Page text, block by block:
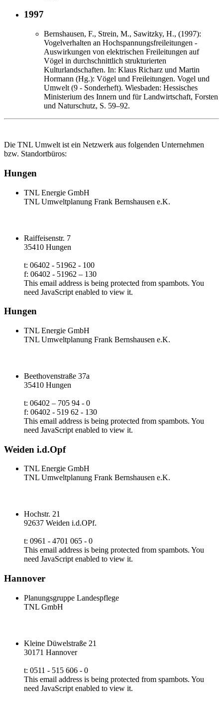
1997
Bernshausen, F., Strein, M., Sawitzky, H., (1997):
Vogelverhalten an Hochspannungsfreileitungen -
Auswirkungen von elektrischen Freileitungen auf
Vögel in durchschnittlich strukturierten
Kulturlandschaften. In: Klaus Richarz und Martin
Hormann (Hg.): Vögel und Freileitungen. Vogel und
Umwelt (9 - Sonderheft). Wiesbaden: Hessisches
Ministerium des Innern und für Landwirtschaft, Forsten
und Naturschutz, S. 59–92.
Die TNL Umwelt ist ein Netzwerk aus folgenden Unternehmen
bzw. Standortbüros:
Hungen
TNL Energie GmbH
TNL Umweltplanung Frank Bernshausen e.K.
Raiffeisenstr. 7
35410 Hungen
t: 06402 - 51962 - 100
f: 06402 - 51962 – 130
This email address is being protected from spambots. You
need JavaScript enabled to view it.
Hungen
TNL Energie GmbH
TNL Umweltplanung Frank Bernshausen e.K.
Beethovenstraße 37a
35410 Hungen
t: 06402 – 705 94 - 0
f: 06402 - 519 62 - 130
This email address is being protected from spambots. You
need JavaScript enabled to view it.
Weiden i.d.Opf
TNL Energie GmbH
TNL Umweltplanung Frank Bernshausen e.K.
Hochstr. 21
92637 Weiden i.d.OPf.
t: 0961 - 4701 065 - 0
This email address is being protected from spambots. You
need JavaScript enabled to view it.
Hannover
Planungsgruppe Landespflege
TNL GmbH
Kleine Düwelstraße 21
30171 Hannover
t: 0511 - 515 606 - 0
This email address is being protected from spambots. You
need JavaScript enabled to view it.